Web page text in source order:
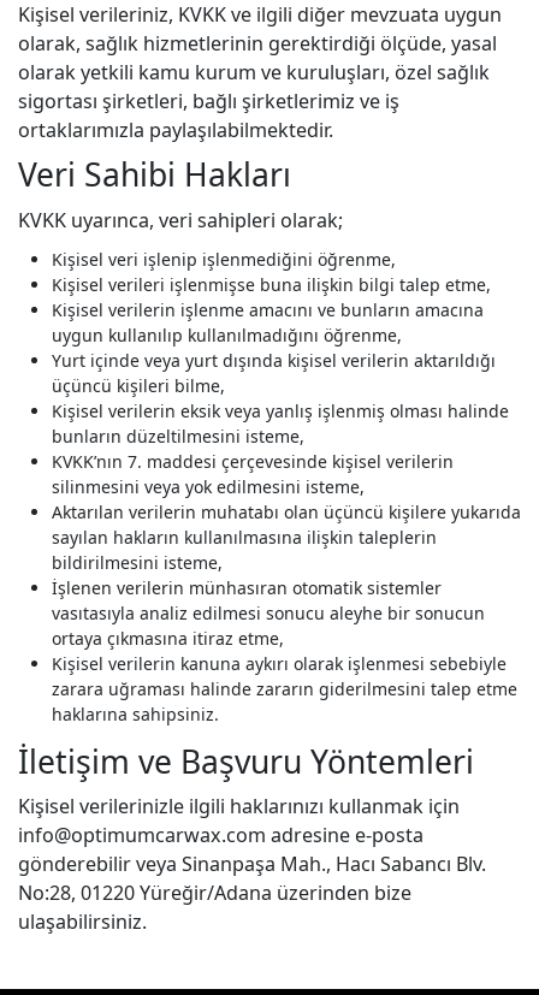
Kişisel verileriniz, KVKK ve ilgili diğer mevzuata uygun
olarak, sağlık hizmetlerinin gerektirdiği ölçüde, yasal
olarak yetkili kamu kurum ve kuruluşları, özel sağlık
sigortası şirketleri, bağlı şirketlerimiz ve iş
ortaklarımızla paylaşılabilmektedir.
Veri Sahibi Hakları
KVKK uyarınca, veri sahipleri olarak;
Kişisel veri işlenip işlenmediğini öğrenme,
Kişisel verileri işlenmişse buna ilişkin bilgi talep etme,
Kişisel verilerin işlenme amacını ve bunların amacına
uygun kullanılıp kullanılmadığını öğrenme,
Yurt içinde veya yurt dışında kişisel verilerin aktarıldığı
üçüncü kişileri bilme,
Kişisel verilerin eksik veya yanlış işlenmiş olması halinde
bunların düzeltilmesini isteme,
KVKK’nın 7. maddesi çerçevesinde kişisel verilerin
silinmesini veya yok edilmesini isteme,
Aktarılan verilerin muhatabı olan üçüncü kişilere yukarıda
sayılan hakların kullanılmasına ilişkin taleplerin
bildirilmesini isteme,
İşlenen verilerin münhasıran otomatik sistemler
vasıtasıyla analiz edilmesi sonucu aleyhe bir sonucun
ortaya çıkmasına itiraz etme,
Kişisel verilerin kanuna aykırı olarak işlenmesi sebebiyle
zarara uğraması halinde zararın giderilmesini talep etme
haklarına sahipsiniz.
İletişim ve Başvuru Yöntemleri
Kişisel verilerinizle ilgili haklarınızı kullanmak için
info@optimumcarwax.com adresine e-posta
gönderebilir veya Sinanpaşa Mah., Hacı Sabancı Blv.
No:28, 01220 Yüreğir/Adana üzerinden bize
ulaşabilirsiniz.